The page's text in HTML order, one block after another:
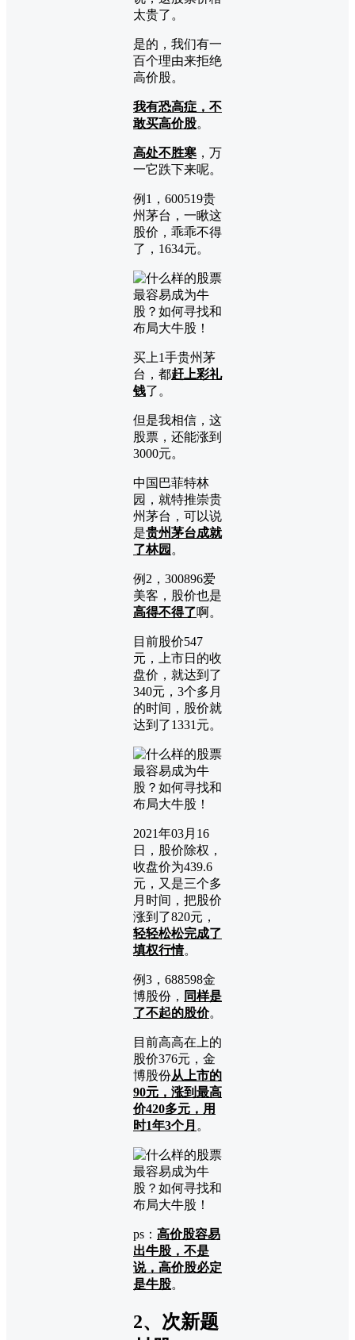
太贵了。
是的，我们有一
百个理由来拒绝
高价股。
我有恐高症，不
敢买高价股。
高处不胜寒 ，万
一它跌下来呢。
例1，600519贵
州茅台，一瞅这
股价，乖乖不得
了，1634元。
买上1手贵州茅
台，都赶上彩礼
钱了。
但是我相信，这
股票，还能涨到
3000元。
中国巴菲特林
园，就特推崇贵
州茅台，可以说
是贵州茅台成就
了林园 。
例2，300896爱
美客，股价也是
高得不得了啊。
目前股价547
元，上市日的收
盘价，就达到了
340元，3个多月
的时间，股价就
达到了1331元。
2021年03月16
日，股价除权，
收盘价为439.6
元，又是三个多
月时间，把股价
涨到了820元，
轻轻松松完成了
填权行情。
例3，688598金
博股份， 同样是
了不起的股价。
目前高高在上的
股价376元，金
博股份从上市的
90元，涨到最高
价420多元，用
时1年3个月 。
ps： 高价股容易
出牛股，不是
说，高价股必定
是牛股。
2、次新题